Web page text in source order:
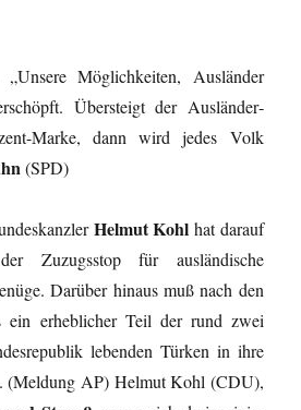
Möglichkeiten, Ausländer
Übersteigt der Ausländer­
Marke, dann wird jedes Volk
(SPD)
Helmut Kohl hat darauf
Zuzugsstop für ausländische
Darüber hinaus muß nach den
ein erheblicher Teil der rund zwei
lebenden Türken in ihre
(Meldung AP) Helmut Kohl (CDU),